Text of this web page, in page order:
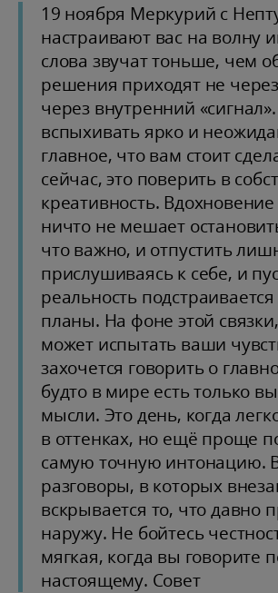
19 ноября Меркурий с
настраивают вас на волну
слова звучат тоньше, чем
решения приходят не через
через внутренний
вспыхивать ярко и
главное, что вам стоит
сейчас, это поверить в
креативность.
ничто не мешает
что важно, и отпустить
прислушиваясь к себе, и
реальность
планы. На фоне этой
может испытать ваши
захочется говорить о
будто в мире есть только
мысли. Это день, когда
в оттенках, но ещё проще
самую точную интонацию.
разговоры, в которых
вскрывается то, что давно
наружу. Не бойтесь
мягкая, когда вы говорите
настоящему. Совет